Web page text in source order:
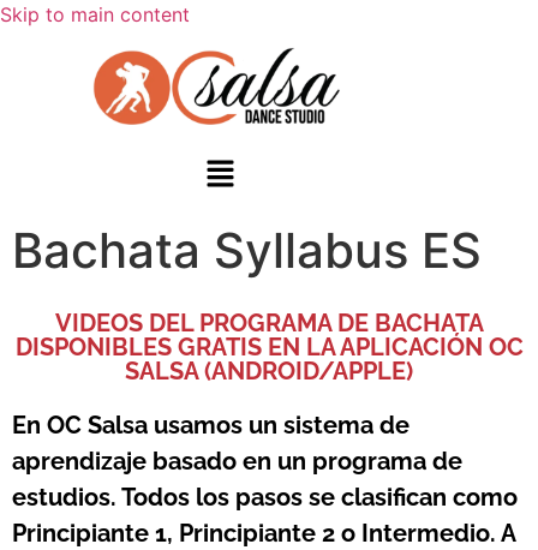
Skip to main content
Bachata Syllabus ES
VIDEOS DEL PROGRAMA DE BACHATA
DISPONIBLES GRATIS EN LA APLICACIÓN OC
SALSA (ANDROID/APPLE)
En OC Salsa usamos un sistema de
aprendizaje basado en un programa de
estudios. Todos los pasos se clasifican como
Principiante 1, Principiante 2 o Intermedio. A